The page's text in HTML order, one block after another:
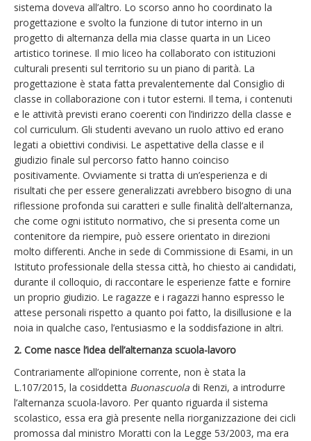
sistema doveva all’altro. Lo scorso anno ho coordinato la
progettazione e svolto la funzione di tutor interno in un
progetto di alternanza della mia classe quarta in un Liceo
artistico torinese. Il mio liceo ha collaborato con istituzioni
culturali presenti sul territorio su un piano di parità. La
progettazione è stata fatta prevalentemente dal Consiglio di
classe in collaborazione con i tutor esterni. Il tema, i contenuti
e le attività previsti erano coerenti con l’indirizzo della classe e
col curriculum. Gli studenti avevano un ruolo attivo ed erano
legati a obiettivi condivisi. Le aspettative della classe e il
giudizio finale sul percorso fatto hanno coinciso
positivamente. Ovviamente si tratta di un’esperienza e di
risultati che per essere generalizzati avrebbero bisogno di una
riflessione profonda sui caratteri e sulle finalità dell’alternanza,
che come ogni istituto normativo, che si presenta come un
contenitore da riempire, può essere orientato in direzioni
molto differenti. Anche in sede di Commissione di Esami, in un
Istituto professionale della stessa città, ho chiesto ai candidati,
durante il colloquio, di raccontare le esperienze fatte e fornire
un proprio giudizio. Le ragazze e i ragazzi hanno espresso le
attese personali rispetto a quanto poi fatto, la disillusione e la
noia in qualche caso, l’entusiasmo e la soddisfazione in altri.
2. Come nasce l’idea dell’alternanza scuola-lavoro
Contrariamente all’opinione corrente, non è stata la
L.107/2015, la cosiddetta Buonascuola di Renzi, a introdurre
l’alternanza scuola-lavoro. Per quanto riguarda il sistema
scolastico, essa era già presente nella riorganizzazione dei cicli
promossa dal ministro Moratti con la Legge 53/2003, ma era